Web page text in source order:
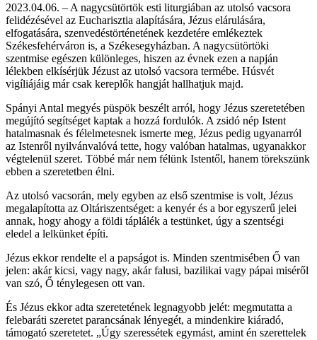
2023.04.06. – A nagycsütörtök esti liturgiában az utolsó vacsora
felidézésével az Eucharisztia alapítására, Jézus elárulására,
elfogatására, szenvedéstörténetének kezdetére emlékeztek
Székesfehérváron is, a Székesegyházban. A nagycsütörtöki
szentmise egészen különleges, hiszen az évnek ezen a napján
lélekben elkísérjük Jézust az utolsó vacsora termébe. Húsvét
vigíliájáig már csak kereplők hangját hallhatjuk majd.
Spányi Antal megyés püspök beszélt arról, hogy Jézus szeretetében
megújító segítséget kaptak a hozzá fordulók. A zsidó nép Istent
hatalmasnak és félelmetesnek ismerte meg, Jézus pedig ugyanarról
az Istenről nyilvánvalóvá tette, hogy valóban hatalmas, ugyanakkor
végtelenül szeret. Többé már nem félünk Istentől, hanem törekszünk
ebben a szeretetben élni.
Az utolsó vacsorán, mely egyben az első szentmise is volt, Jézus
megalapította az Oltáriszentséget: a kenyér és a bor egyszerű jelei
annak, hogy ahogy a földi táplálék a testünket, úgy a szentségi
eledel a lelkünket építi.
Jézus ekkor rendelte el a papságot is. Minden szentmisében Ő van
jelen: akár kicsi, vagy nagy, akár falusi, bazilikai vagy pápai miséről
van szó, Ő ténylegesen ott van.
És Jézus ekkor adta szeretetének legnagyobb jelét: megmutatta a
felebaráti szeretet parancsának lényegét, a mindenkire kiáradó,
támogató szeretetet. „Úgy szeressétek egymást, amint én szerettelek